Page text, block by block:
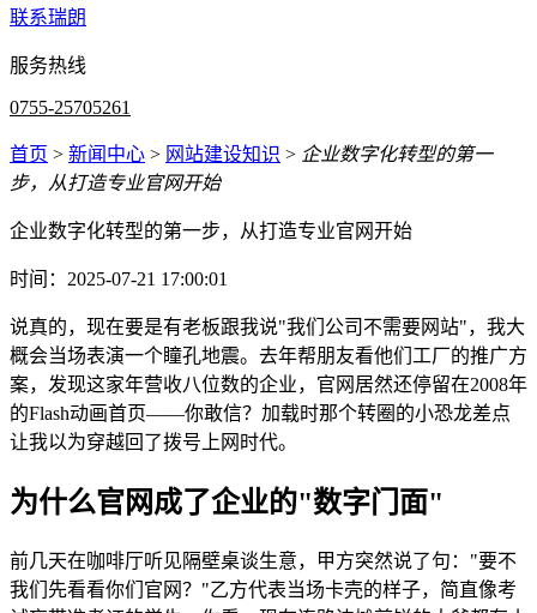
联系瑞朗
服务热线
0755-25705261
首页 > 新闻中心 > 网站建设知识 > 企业数字化转型的第一
步，从打造专业官网开始
企业数字化转型的第一步，从打造专业官网开始
时间：2025-07-21 17:00:01
说真的，现在要是有老板跟我说"我们公司不需要网站"，我大
概会当场表演一个瞳孔地震。去年帮朋友看他们工厂的推广方
案，发现这家年营收八位数的企业，官网居然还停留在2008年
的Flash动画首页——你敢信？加载时那个转圈的小恐龙差点
让我以为穿越回了拨号上网时代。
为什么官网成了企业的"数字门面"
前几天在咖啡厅听见隔壁桌谈生意，甲方突然说了句："要不
我们先看看你们官网？"乙方代表当场卡壳的样子，简直像考